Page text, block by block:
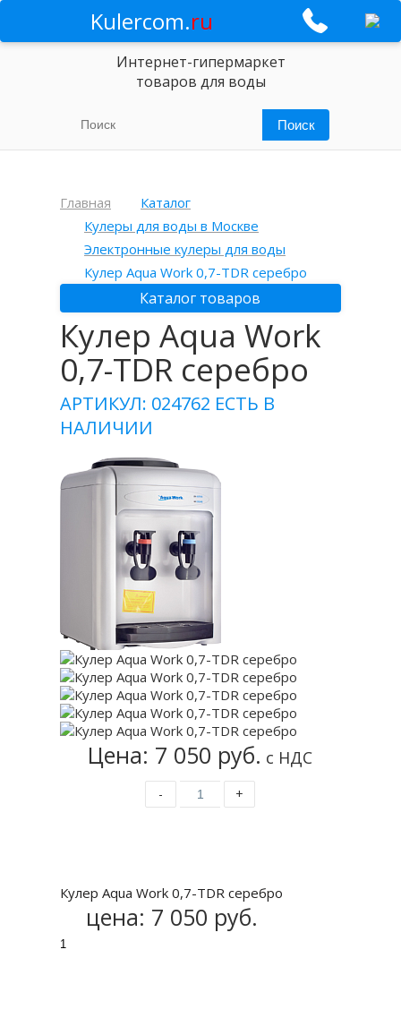
Kulercom.ru
Интернет-гипермаркет
товаров для воды
Главная
Каталог
Кулеры для воды в Москве
Электронные кулеры для воды
Кулер Aqua Work 0,7-TDR серебро
Каталог товаров
Кулер Aqua Work
0,7-TDR серебро
АРТИКУЛ: 024762 ЕСТЬ В
НАЛИЧИИ
Цена: 7 050 руб. с НДС
- +
Кулер Aqua Work 0,7-TDR серебро
цена: 7 050 руб.